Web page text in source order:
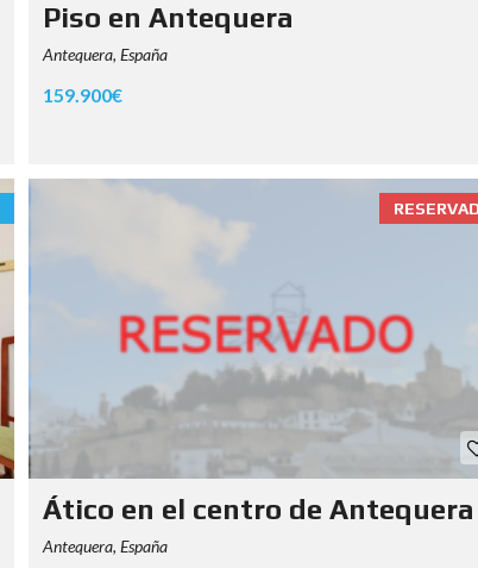
Piso en Antequera
Antequera, España
159.900€
Ático en el centro de Antequera
Antequera, España